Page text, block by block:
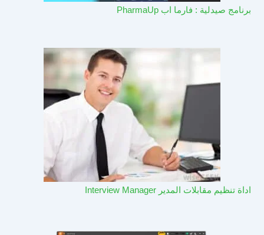
برنامج صيدلية : فارما اب PharmaUp​
اداة تنظيم مقابلات المدير Interview Manager